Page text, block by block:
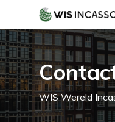
main
content
WIS Wereld